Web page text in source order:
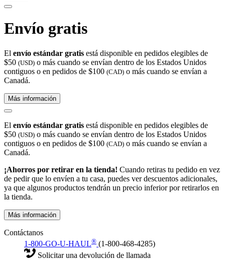
Envío gratis
El envío estándar gratis está disponible en pedidos elegibles de
$50 (USD) o más cuando se envían dentro de los Estados Unidos
contiguos o en pedidos de $100 (CAD) o más cuando se envían a
Canadá.
Más información
El envío estándar gratis está disponible en pedidos elegibles de
$50 (USD) o más cuando se envían dentro de los Estados Unidos
contiguos o en pedidos de $100 (CAD) o más cuando se envían a
Canadá.
¡Ahorros por retirar en la tienda! Cuando retiras tu pedido en vez
de pedir que lo envíen a tu casa, puedes ver descuentos adicionales,
ya que algunos productos tendrán un precio inferior por retirarlos en
la tienda.
Más información
Contáctanos
1-800-GO-U-HAUL® (1-800-468-4285)
Solicitar una devolución de llamada